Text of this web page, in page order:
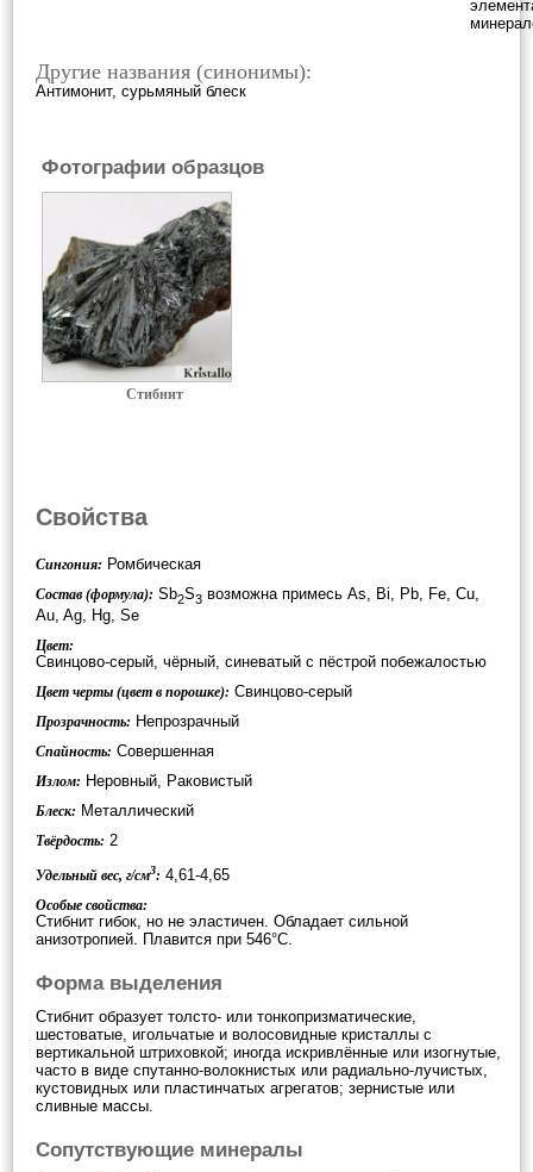
Другие названия (синонимы):
Антимонит, сурьмяный блеск
Фотографии образцов
Стибнит
Свойства
Сингония: Ромбическая
Состав (формула): Sb2S3 возможна примесь As, Bi, Pb, Fe, Cu,
Au, Ag, Hg, Se
Цвет:
Свинцово-серый, чёрный, синеватый с пёстрой побежалостью
Цвет черты (цвет в порошке): Свинцово-серый
Прозрачность: Непрозрачный
Спайность: Совершенная
Излом: Неровный, Раковистый
Блеск: Металлический
Твёрдость: 2
Удельный вес, г/см3: 4,61-4,65
Особые свойства:
Стибнит гибок, но не эластичен. Обладает сильной
анизотропией. Плавится при 546°C.
Форма выделения
Стибнит образует толсто- или тонкопризматические,
шестоватые, игольчатые и волосовидные кристаллы с
вертикальной штриховкой; иногда искривлённые или изогнутые,
часто в виде спутанно-волокнистых или радиально-лучистых,
кустовидных или пластинчатых агрегатов; зернистые или
сливные массы.
Сопутствующие минералы